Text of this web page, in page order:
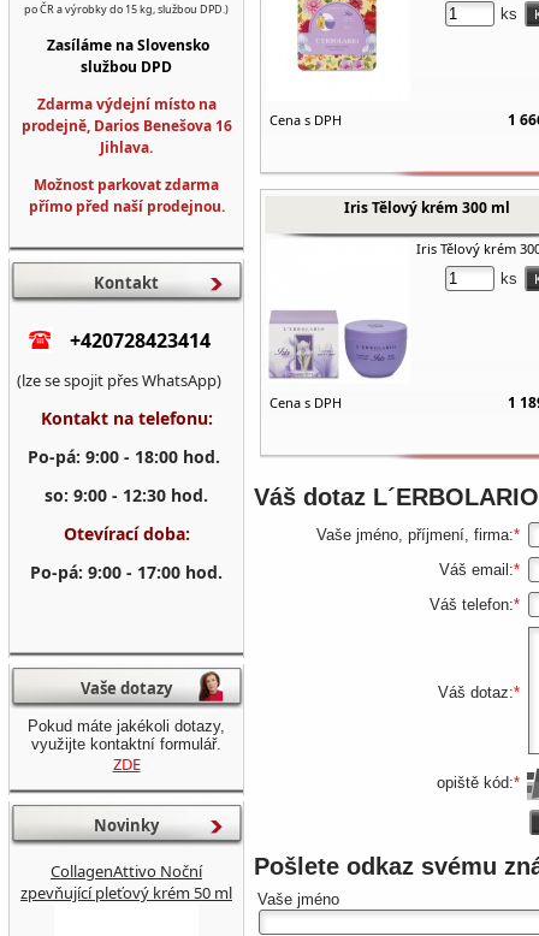
ks
Cena s DPH 1
Iris Tělový krém 300 ml
Iris Tělový krém
ks
Cena s DPH 1
Váš dotaz
Vaše jméno, příjmení, firma:*
Váš email:*
Váš telefon:*
Váš dotaz:*
opiště kód:*
Pošlete odkaz svému
Vaše jméno
po ČR a výrobky do 15 kg, službou DPD.)
Zasíláme na Slovensko
službou DPD
Zdarma výdejní místo na
prodejně, Darios Benešova 16
Jihlava.
Možnost parkovat zdarma
přímo před naší prodejnou.
Kontakt
+420728423414
(lze se spojit přes WhatsApp)
Kontakt na telefonu:
Po-pá: 9:00 - 18:00 hod.
so: 9:00 - 12:30 hod.
Otevírací doba:
Po-pá: 9:00 - 17:00 hod.
Vaše dotazy
Pokud máte jakékoli dotazy,
využijte kontaktní formulář.
ZDE
Novinky
CollagenAttivo Noční
zpevňující pleťový krém 50 ml